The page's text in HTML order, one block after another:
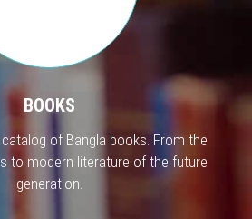
BOOKS
of Bangla books. From the
to modern literature of the future
generation.